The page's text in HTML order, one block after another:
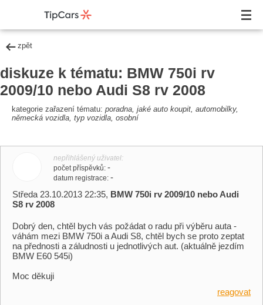
zpět
diskuze k tématu: BMW 750i rv
2009/10 nebo Audi S8 rv 2008
kategorie zařazení tématu: poradna, jaké auto koupit, automobilky,
německá vozidla, typ vozidla, osobní
nepřihlášený uživatel
počet příspěvků -
datum registrace -
Středa 23.10.2013 22:35, BMW 750i rv 2009/10 nebo Audi
S8 rv 2008
Dobrý den, chtěl bych vás požádat o radu při výběru auta -
váhám mezi BMW 750i a Audi S8, chtěl bych se proto zeptat
na přednosti a záludnosti u jednotlivých aut. (aktuálně jezdím
BMW E60 545i)
Moc děkuji
reagovat